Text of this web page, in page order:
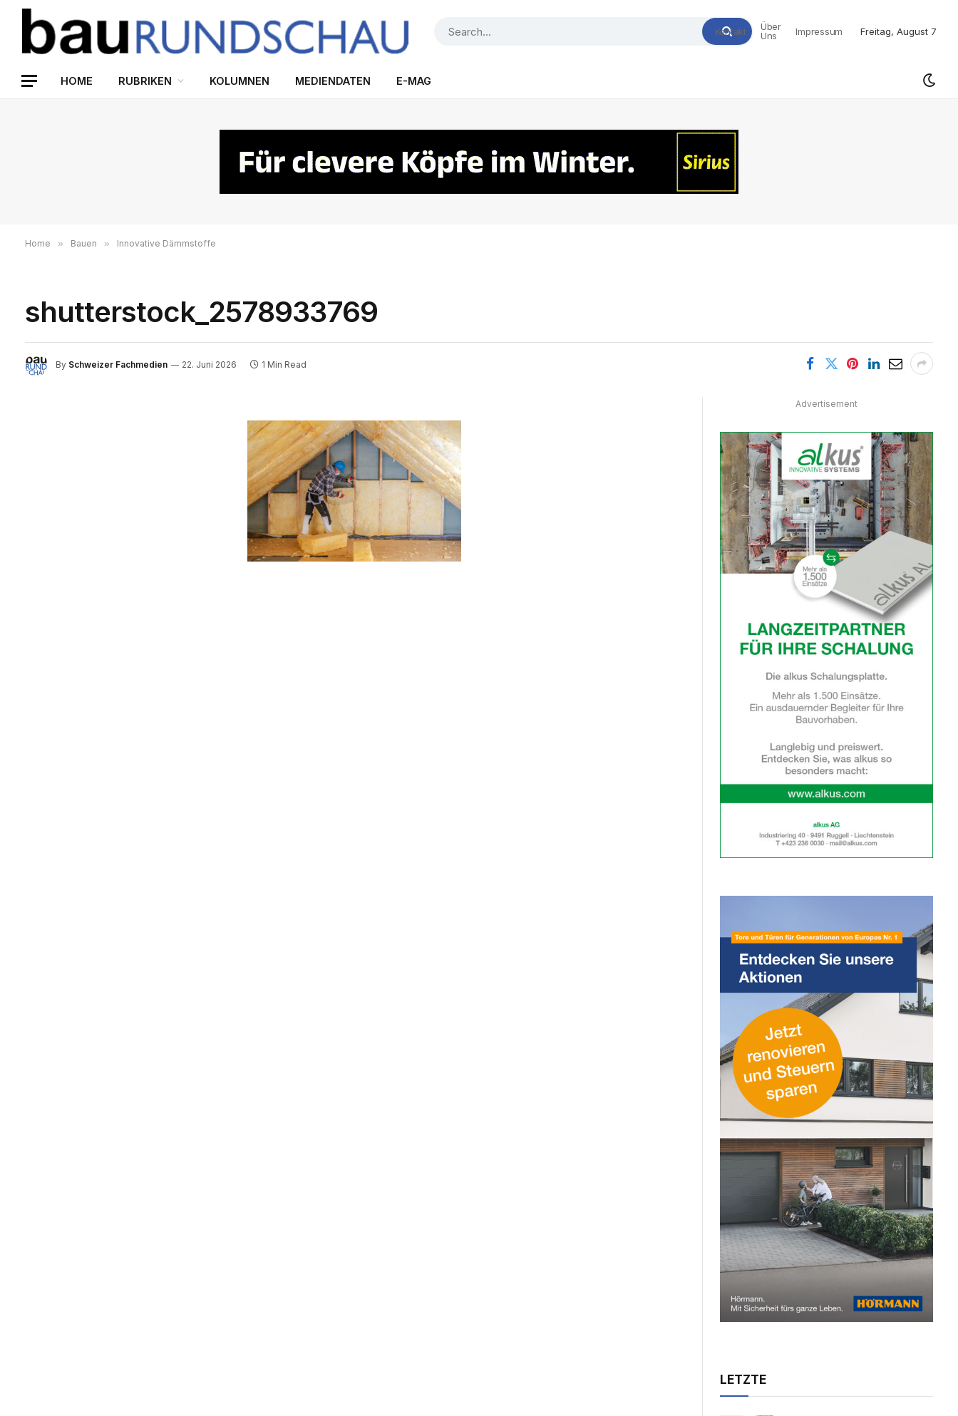
Kontakt
Über
Uns
Impressum Freitag, August 7
HOME RUBRIKEN KOLUMNEN MEDIENDATEN E-MAG
Home » Bauen » Innovative Dämmstoffe
shutterstock_2578933769
By Schweizer Fachmedien 22. Juni 2026 1 Min Read
Advertisement
LETZTE